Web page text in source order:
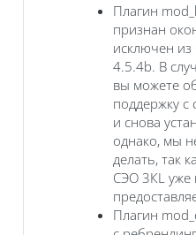
Плагин
признан
исключен
4.5.4b. В
вы можете
поддержку с
и снова
однако, мы
делать, так
СЭО 3КL уже
Плагин